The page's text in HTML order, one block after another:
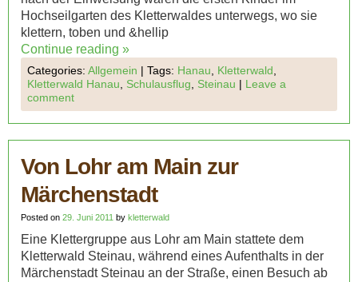
Hochseilgarten des Kletterwaldes unterwegs, wo sie
klettern, toben und &hellip
Continue reading »
Categories: Allgemein | Tags: Hanau Kletterwald
Kletterwald Hanau
Schulausflug Steinau | Leave a
comment
Von Lohr am Main zur
Märchenstadt
Posted on 29. Juni 2011 by kletterwald
Eine Klettergruppe aus Lohr am Main stattete dem
Kletterwald Steinau, während eines Aufenthalts in der
Märchenstadt Steinau an der Straße, einen Besuch ab